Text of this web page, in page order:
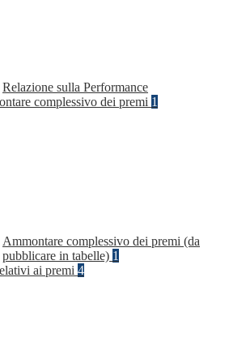
Relazione sulla Performance
complessivo dei premi 1
Ammontare complessivo dei premi (da
pubblicare in tabelle) 1
ai premi 4